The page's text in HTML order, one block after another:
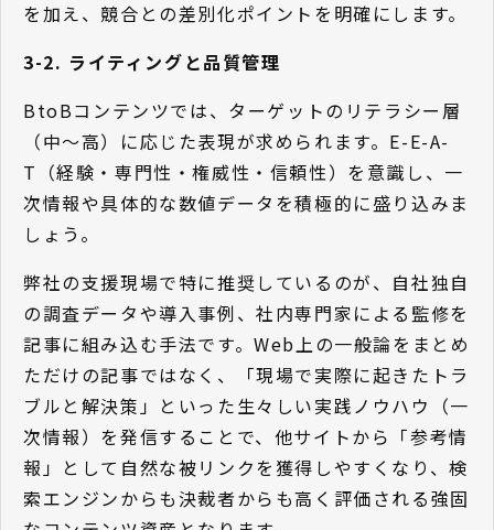
を加え、競合との差別化ポイントを明確にします。
3-2. ライティングと品質管理
BtoBコンテンツでは、ターゲットのリテラシー層
（中〜高）に応じた表現が求められます。E-E-A-
T（経験・専門性・権威性・信頼性）を意識し、一
次情報や具体的な数値データを積極的に盛り込みま
しょう。
弊社の支援現場で特に推奨しているのが、自社独自
の調査データや導入事例、社内専門家による監修を
記事に組み込む手法です。Web上の一般論をまとめ
ただけの記事ではなく、「現場で実際に起きたトラ
ブルと解決策」といった生々しい実践ノウハウ（一
次情報）を発信することで、他サイトから「参考情
報」として自然な被リンクを獲得しやすくなり、検
索エンジンからも決裁者からも高く評価される強固